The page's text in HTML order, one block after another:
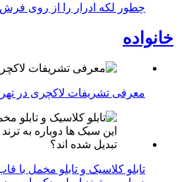
چطور لکه ادرار را از روی
خانواده
معرفی تشریفات لاکچری در
تابلو کلاسیک و تابلو مخمل با